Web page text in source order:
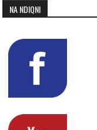
NA NDIQNI